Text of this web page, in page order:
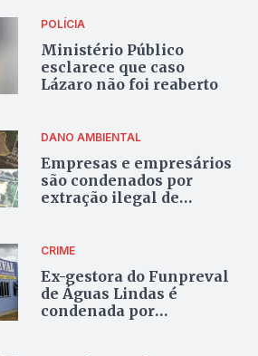
POLÍCIA
Ministério Público
esclarece que caso
Lázaro não foi reaberto
DANO AMBIENTAL
Empresas e empresários
são condenados por
extração ilegal de
CRIME
Ex-gestora do Funpreval
de Águas Lindas é
condenada por